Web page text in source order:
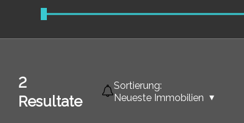
2
Resultate
Sortierung:
Neueste Immobilien